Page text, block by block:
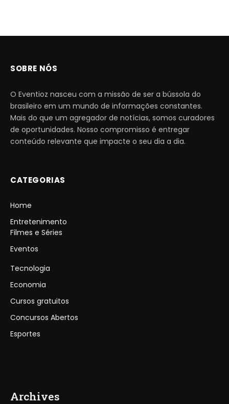
SOBRE NÓS
O Eventioz nasceu com a missão de ser a bússola do
brasileiro em um mundo de informações constantes.
Mais do que um agregador de notícias, somos curadores
de oportunidades. Nosso compromisso é entregar
conteúdo relevante que impacte o seu dia a dia.
CATEGORIAS
Home
Entretenimento
Filmes e Séries
Eventos
Tecnologia
Economia
Cursos gratuitos
Concursos Abertos
Esportes
Archives